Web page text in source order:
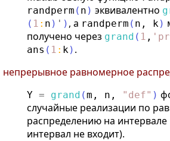
randperm ( n ) эквивалентно
( 1 : n ) ' ) , а randperm ( n , k )
получено через grand ( 1 , '
ans ( 1 : k ) .
непрерывное равномерное
Y = grand (m , n , " def" )
случайные реализации по
распределению на интервале
интервал не входит).